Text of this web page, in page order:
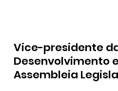
Vice-presidente
Desenvolvimento
Assembleia